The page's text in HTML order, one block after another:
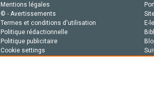
Mentions légales
© - Avertissements
Termes et conditions d'utilisation
Politique rédactionnelle
Politique publicitaire
Cookie settings
E-